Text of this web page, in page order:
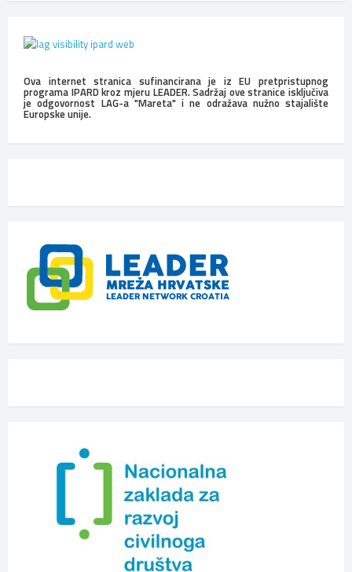
Ova internet stranica sufinancirana je iz EU pretpristupnog
programa IPARD kroz mjeru LEADER. Sadržaj ove stranice isključiva
je odgovornost LAG-a "Mareta" i ne odražava nužno stajalište
Europske unije.